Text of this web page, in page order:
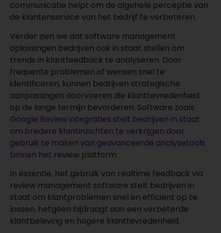
communicatie helpt om de algehele perceptie van
de klantenservice van het bedrijf te verbeteren.
Verder zien we dat software management
oplossingen bedrijven ook in staat stellen om
trends in klantfeedback te analyseren. Door
frequente problemen of wensen snel te
identificeren, kunnen bedrijven strategische
aanpassingen doorvoeren die klanttevredenheid
op de lange termijn bevorderen. Software zoals
Google Review integraties stelt bedrijven in staat
om bredere klantinzichten te verkrijgen door
gebruik te maken van geavanceerde analysetools
binnen het review platform.
In essentie, het gebruik van realtime feedback via
review management software stelt bedrijven in
staat om klantproblemen snel en efficiënt op te
lossen, hetgeen bijdraagt aan een verbeterde
klantbeleving en hogere klanttevredenheid.